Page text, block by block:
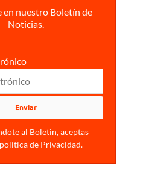
en nuestro Boletín de
Noticias.
al Boletin, aceptas
de Privacidad.